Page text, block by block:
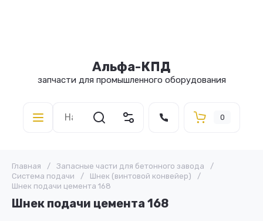
Альфа-КПД
запчасти для промышленного оборудования
0
Главная / Запасные части для бетонного завода
/
Система подачи
/ Шнек (винтовой конвейер)
/
Шнек подачи цемента 168
Шнек подачи цемента 168